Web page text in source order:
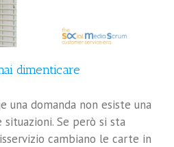
dimenticare
una domanda non esiste una
Se però si sta
cambiano le carte in